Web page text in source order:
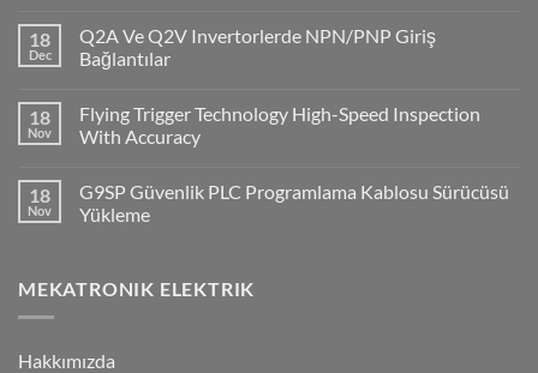
CP1H
PLC
ile
Haberleşmesi
18
Dec
Q2A Ve Q2V Invertorlerde NPN/PNP Giriş
Bağlantılar
on
Q2A
Ve
NPN/PNP
Giriş
Bağlantılar
18
Nov
Flying Trigger Technology High-Speed Inspection
With Accuracy
on
Flying
Trigger
Inspection
With
18
Nov
G9SP Güvenlik PLC Programlama Kablosu Sürücüsü
Yükleme
G9SP
Güvenlik
Sürücüsü
MEKATRONIK ELEKTRIK
Hakkımızda